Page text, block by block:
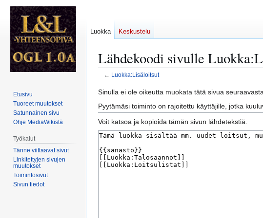
Lähdekoodi sivulle
← Luokka:Lisäloitsut
Siirry
navigaatioon
Siirry
hakuun
Sinulla ei ole oikeutta muokata tätä sivua
Pyytämäsi toiminto on rajoitettu käyttäjille, jotka
Voit katsoa ja kopioida tämän sivun lähdetekstiä.
Luokka Keskustelu
Etusivu
Tuoreet muutokset
Satunnainen sivu
Ohje MediaWikistä
Työkalut
Tänne viittaavat sivut
Linkitettyjen sivujen
muutokset
Toimintosivut
Sivun tiedot